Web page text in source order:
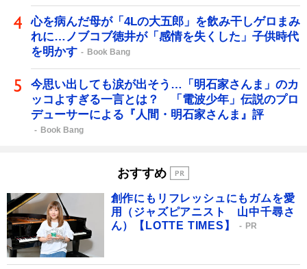
心を病んだ母が「4Lの大五郎」を飲み干しゲロまみ
れに…ノブコブ徳井が「感情を失くした」子供時代
を明かす
Book Bang
今思い出しても涙が出そう…「明石家さんま」のカ
ッコよすぎる一言とは？ 「電波少年」伝説のプロ
デューサーによる『人間・明石家さんま』評
Book Bang
おすすめ
創作にもリフレッシュにもガムを愛
用（ジャズピアニスト 山中千尋さ
ん）【LOTTE TIMES】
PR